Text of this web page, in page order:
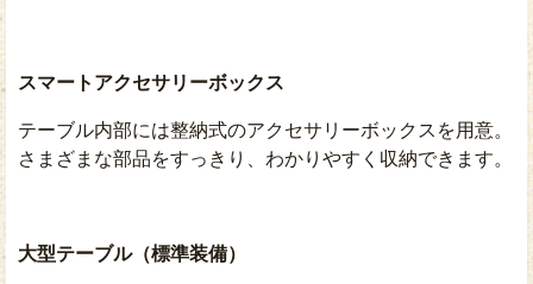
スマートアクセサリーボックス
テーブル内部には整納式のアクセサリーボックスを用意。
さまざまな部品をすっきり、わかりやすく収納できます。
大型テーブル（標準装備）